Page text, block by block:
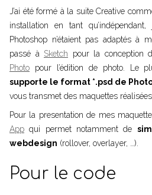
J’ai été formé à la suite Creative
installation en tant
Photoshop n’étaient pas adaptés à
passé à Sketch pour la conception
Photo pour l’édition de photo. Le
supporte le format *.psd de
vous transmet des maquettes
Pour la presentation de mes
App qui permet notamment de
webdesign (rollover, overlayer, …).
Pour le code